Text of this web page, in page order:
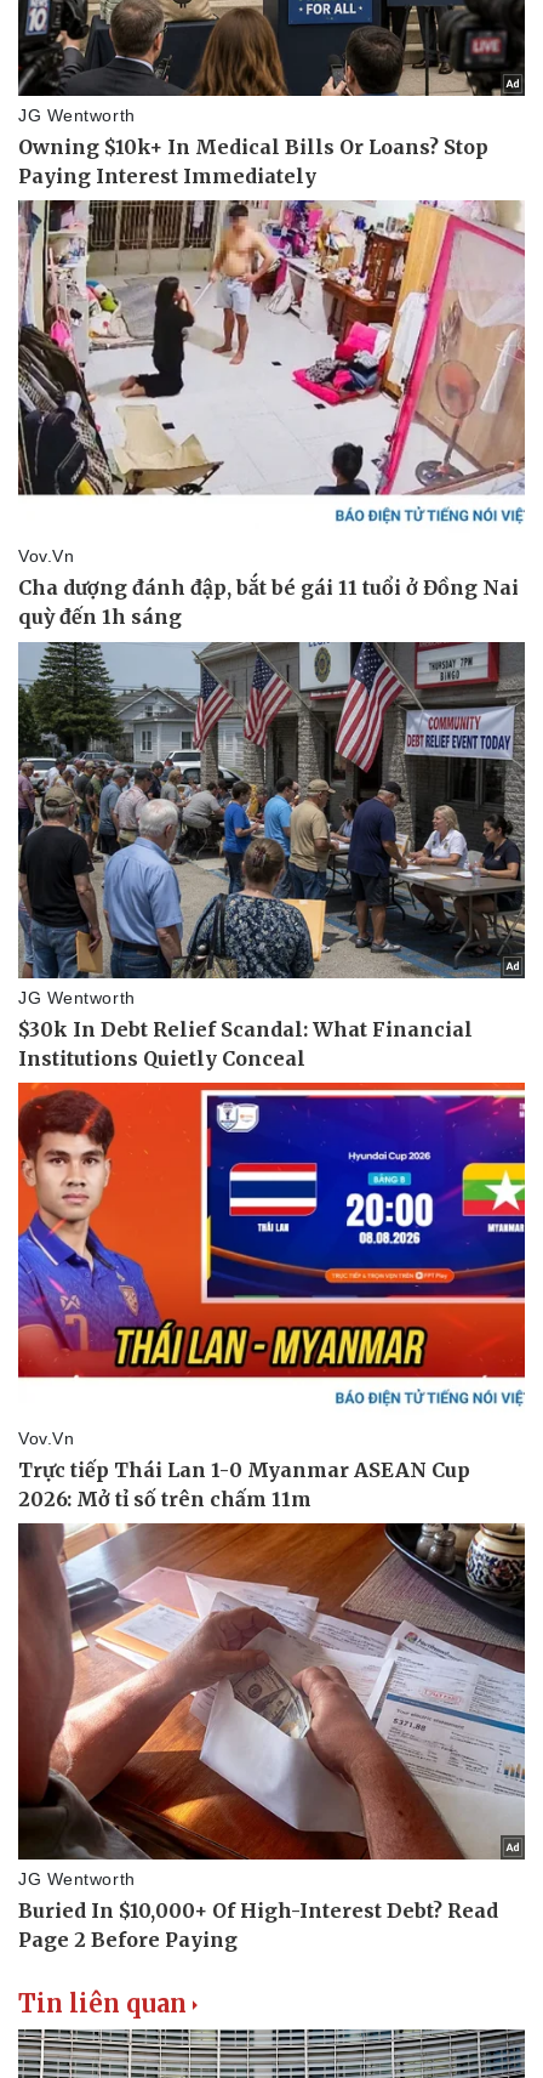
Pháp luật
Vụ án
Tin nóng
Tư vấn luật
Quân sự - Quốc phòng
Việt Nam
Phân tích
Tin liên quan